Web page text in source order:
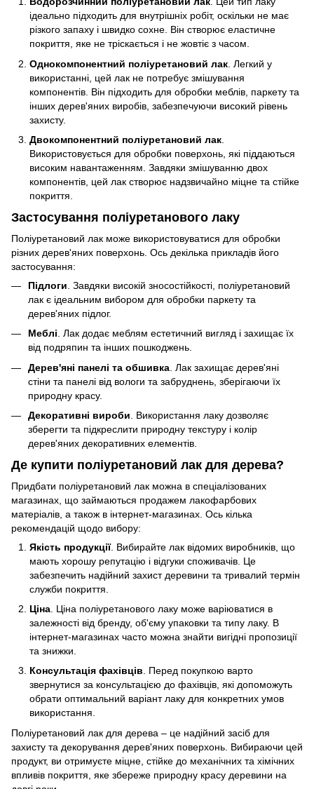
ідеально підходить для внутрішніх робіт, оскільки не має
різкого запаху і швидко сохне. Він створює еластичне
покриття, яке не тріскається і не жовтіє з часом.
Однокомпонентний поліуретановий лак . Легкий у
використанні, цей лак не потребує змішування
компонентів. Він підходить для обробки меблів, паркету та
інших дерев'яних виробів, забезпечуючи високий рівень
захисту.
Двокомпонентний поліуретановий лак.
Використовується для обробки поверхонь, які піддаються
високим навантаженням. Завдяки змішуванню двох
компонентів, цей лак створює надзвичайно міцне та стійке
покриття.
Застосування поліуретанового лаку
Поліуретановий лак може використовуватися для обробки
різних дерев'яних поверхонь. Ось декілька прикладів його
застосування:
Підлоги . Завдяки високій зносостійкості, поліуретановий
лак є ідеальним вибором для обробки паркету та
дерев'яних підлог.
Меблі . Лак додає меблям естетичний вигляд і захищає їх
від подряпин та інших пошкоджень.
Дерев'яні панелі та обшивка . Лак захищає дерев'яні
стіни та панелі від вологи та забруднень, зберігаючи їх
природну красу.
Декоративні вироби . Використання лаку дозволяє
зберегти та підкреслити природну текстуру і колір
дерев'яних декоративних елементів.
Де купити поліуретановий лак для дерева?
Придбати поліуретановий лак можна в спеціалізованих
магазинах, що займаються продажем лакофарбових
матеріалів, а також в інтернет-магазинах. Ось кілька
рекомендацій щодо вибору:
Якість продукції. Вибирайте лак відомих виробників, що
мають хорошу репутацію і відгуки споживачів. Це
забезпечить надійний захист деревини та тривалий термін
служби покриття.
Ціна . Ціна поліуретанового лаку може варіюватися в
залежності від бренду, об'єму упаковки та типу лаку. В
інтернет-магазинах часто можна знайти вигідні пропозиції
та знижки.
Консультація фахівців. Перед покупкою варто
звернутися за консультацією до фахівців, які допоможуть
обрати оптимальний варіант лаку для конкретних умов
використання.
Поліуретановий лак для дерева – це надійний засіб для
захисту та декорування дерев'яних поверхонь. Вибираючи цей
продукт, ви отримуєте міцне, стійке до механічних та хімічних
впливів покриття, яке збереже природну красу деревини на